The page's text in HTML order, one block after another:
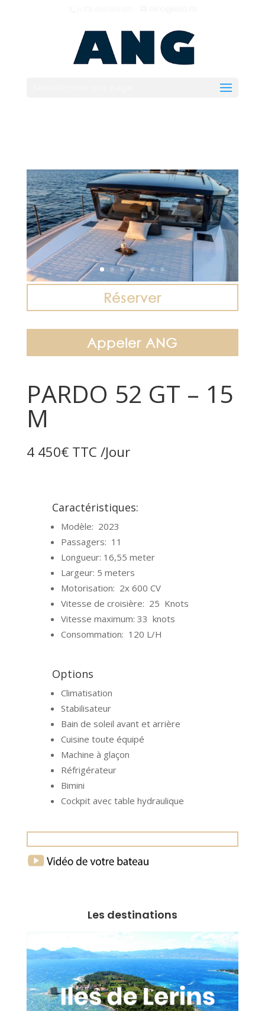
Réserver
Appeler ANG
PARDO 52 GT – 15
M
4 450€ TTC /Jour
Caractéristiques:
Modèle: 2023
Passagers: 11
Longueur: 16,55 meter
Largeur: 5 meters
Motorisation: 2x 600 CV
Vitesse de croisière: 25 Knots
Vitesse maximum: 33 knots
Consommation: 120 L/H
Options
Climatisation
Stabilisateur
Bain de soleil avant et arrière
Cuisine toute équipé
Machine à glaçon
Réfrigérateur
Bimini
Cockpit avec table hydraulique
Les destinations